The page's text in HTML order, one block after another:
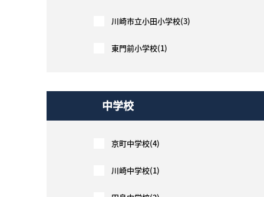
川崎市立小田小学校(3)
東門前小学校(1)
中学校
京町中学校(4)
川崎中学校(1)